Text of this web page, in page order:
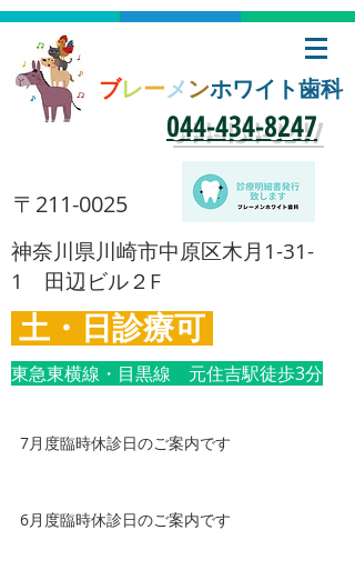
ブレー メ ンホワイト歯科
​044-434-8247
​〒211-0025
​神奈川県川崎市中原区木月1-31-
1 田辺ビル２F
土・日診療可
東急東横線・目黒線 元住吉駅徒歩3分
7月度臨時休診日のご案内です
6月度臨時休診日のご案内です